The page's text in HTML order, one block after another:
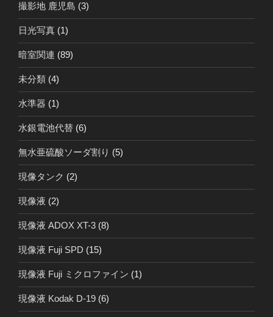
撮影地 鹿児島 (3)
日光写真 (1)
暗室関連 (89)
未分類 (4)
水準器 (1)
水銀電池代替 (6)
無水亜硫酸ソーダ割り (5)
現像タンク (2)
現像液 (2)
現像液 ADOX XT-3 (8)
現像液 Fuji SPD (15)
現像液 Fuji ミクロファイン (1)
現像液 Kodak D-19 (6)